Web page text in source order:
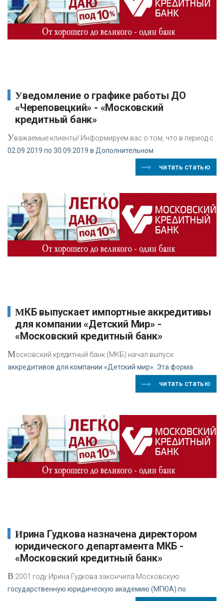
Уведомление о графике работы ДО
«Череповецкий» - «Московский
кредитный банк»
Уважаемые клиенты! Информируем вас о том, что в период с
02.09.2019 по 30.09.2019 в Дополнительном
читать статью
МКБ выпускает импортные аккредитивы
для компании «Детский Мир» -
«Московский кредитный банк»
Московский кредитный банк (МКБ) начал выпуск
аккредитивов для компании «Детский мир». Эта форма
читать статью
Ирина Гудкова назначена директором
юридического департамента МКБ -
«Московский кредитный банк»
В 2001 году Ирина Гудкова закончила Московскую
государственную юридическую академию (МГЮА) по